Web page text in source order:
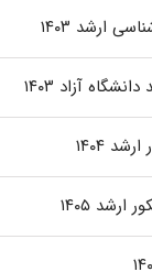
ارشد ۱۴۰۳
آزاد ۱۴۰۳
۱۴۰۴
۱۴۰۵